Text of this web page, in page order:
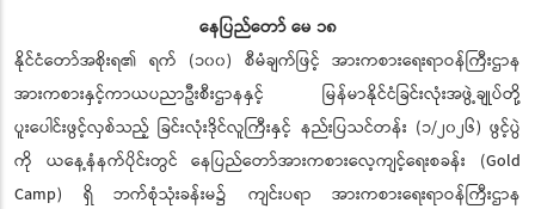
နေပြည်တော် မေ ၁၈
နိုင်ငံတော်အစိုးရ၏ ရက် (၁၀၀) စီမံချက်ဖြင့် အားကစားရေးရာဝန်ကြီးဌာန
အားကစားနှင့်ကာယပညာဦးစီးဌာနနှင့် မြန်မာနိုင်ငံခြင်းလုံးအဖွဲ့ချုပ်တို့
ပူးပေါင်းဖွင့်လှစ်သည့် ခြင်းလုံးဒိုင်လူကြီးနှင့် နည်းပြသင်တန်း (၁/၂၀၂၆) ဖွင့်ပွဲ
ကို ယနေ့နံနက်ပိုင်းတွင် နေပြည်တော်အားကစားလေ့ကျင့်ရေးစခန်း (Gold
Camp) ရှိ ဘက်စုံသုံးခန်းမ၌ ကျင်းပရာ အားကစားရေးရာဝန်ကြီးဌာန